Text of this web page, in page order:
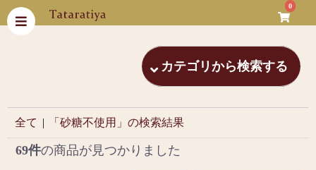
0
カテゴリから検索する
全て | 「砂糖不使用」の検索結果
69件の商品が見つかりました